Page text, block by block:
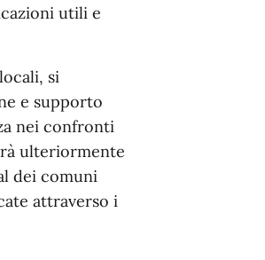
utili e
si
e supporto
nei confronti
ulteriormente
dei comuni
attraverso i